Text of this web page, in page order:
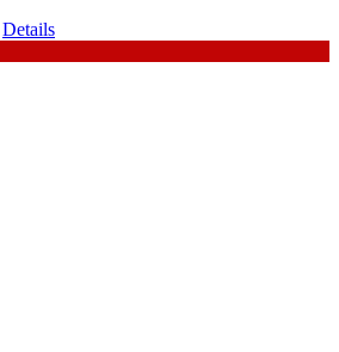
Details